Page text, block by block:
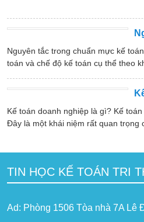
Nguyên tắc trong chuẩn mực kế
toán và chế độ kế toán cụ thể theo
Kế toán doanh nghiệp là gì? Kế
Đây là một khái niệm rất quan trọng
TIN HỌC KẾ TOÁN TRI
Ad: Phòng 1506 Tòa nhà 7A Lê